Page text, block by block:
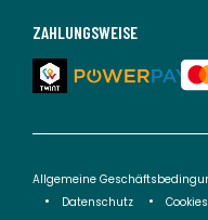
ZAHLUNGSWEISE
Allgemeine
Datenschutz